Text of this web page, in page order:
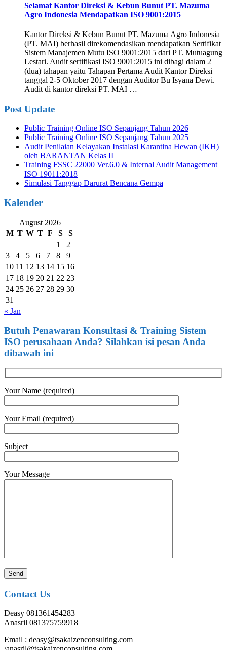
Selamat Kantor Direksi & Kebun Bunut PT. Mazuma
Agro Indonesia Mendapatkan ISO 9001:2015
Kantor Direksi & Kebun Bunut PT. Mazuma Agro Indonesia
(PT. MAI) berhasil direkomendasikan mendapatkan Sertifikat
Sistem Manajemen Mutu ISO 9001:2015 dari PT. Mutuagung
Lestari. Audit sertifikasi ISO 9001:2015 ini dibagi dalam 2
(dua) tahapan yaitu Tahapan Pertama Audit Kantor Direksi
tanggal 2-5 Oktober 2017 dengan Auditor Bu Isyana Dewi.
Audit di kantor direksi PT. MAI …
Post Update
Public Training Online ISO Sepanjang Tahun 2026
Public Training Online ISO Sepanjang Tahun 2025
Audit Penilaian Kelayakan Instalasi Karantina Hewan (IKH)
oleh BARANTAN Kelas II
Training FSSC 22000 Ver.6.0 & Internal Audit Management
ISO 19011:2018
Simulasi Tanggap Darurat Bencana Gempa
Kalender
August 2026
M T W T F S
S
1
2
3
4 5 6 7 8
9
10 11 12 13 14 15 16
17 18 19 20 21 22 23
24 25 26 27 28 29 30
31
« Jan
Butuh Penawaran Konsultasi & Training Sistem
ISO perusahaan Anda? Silahkan isi pesan Anda
dibawah ini
Your Name (required)
Your Email (required)
Subject
Your Message
Contact Us
Deasy 081361454283
Anasril 081375759918
Email : deasy@tsakaizenconsulting.com